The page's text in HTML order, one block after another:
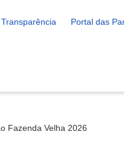
Portal das
Fazenda Velha 2026